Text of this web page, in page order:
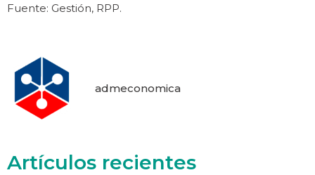
Fuente: Gestión, RPP.
admeconomica
Artículos recientes